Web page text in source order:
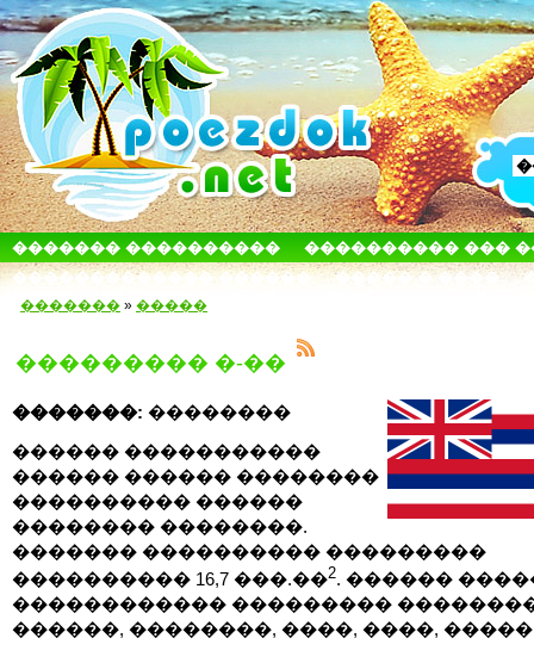
������� ����������
���������� ���
������������� ������
����� � ����
������� » �����
��������� �-��
�������: ��������
������ �����������
������ ������ ��������
���������� ������
�������� ��������.
������� ���������� ���������
���������� 16,7 ���.��2. ������
������������ ���������
������, ��������, ����, ����,